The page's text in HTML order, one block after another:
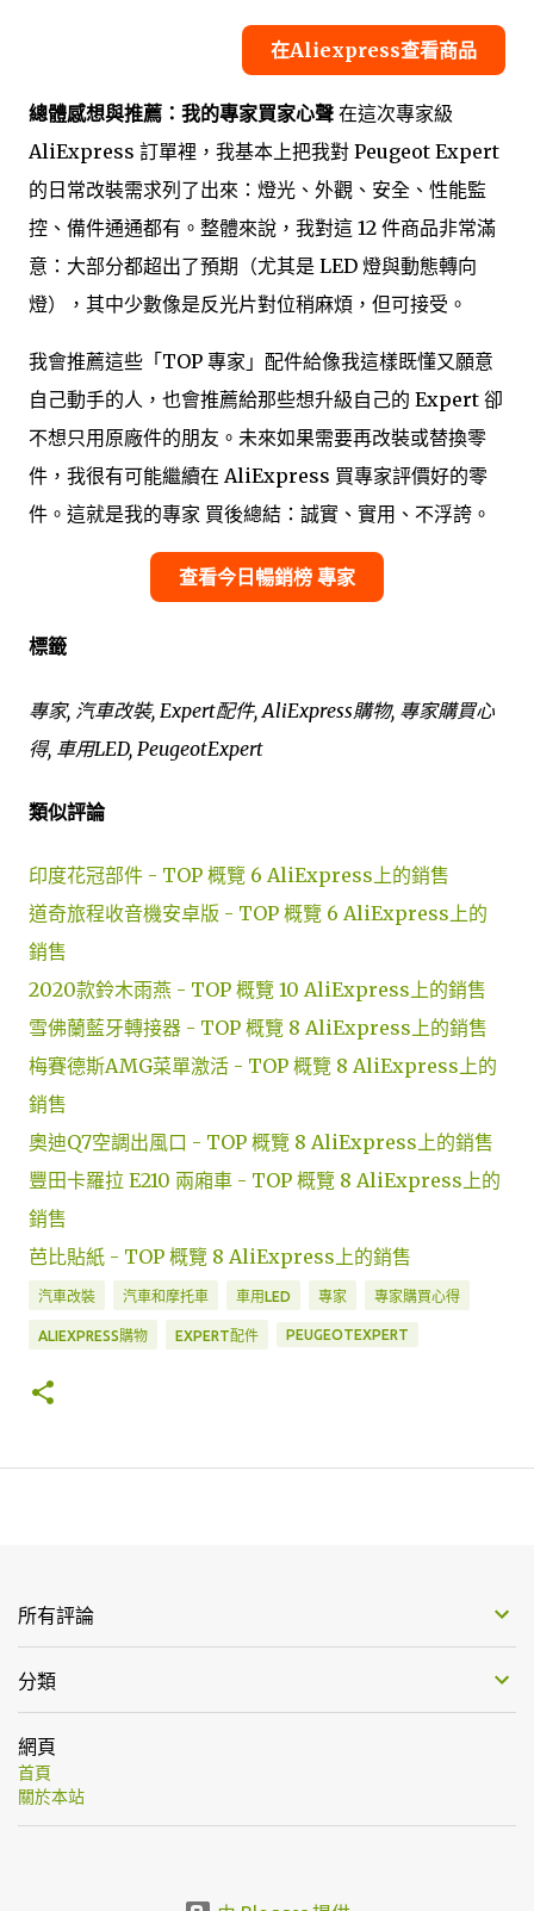
在Aliexpress查看商品
總體感想與推薦：我的專家買家心聲 在這次專家級
AliExpress 訂單裡，我基本上把我對 Peugeot Expert
的日常改裝需求列了出來：燈光、外觀、安全、性能監
控、備件通通都有。整體來說，我對這 12 件商品非常滿
意：大部分都超出了預期（尤其是 LED 燈與動態轉向
燈），其中少數像是反光片對位稍麻煩，但可接受。
我會推薦這些「TOP 專家」配件給像我這樣既懂又願意
自己動手的人，也會推薦給那些想升級自己的 Expert 卻
不想只用原廠件的朋友。未來如果需要再改裝或替換零
件，我很有可能繼續在 AliExpress 買專家評價好的零
件。這就是我的專家 買後總結：誠實、實用、不浮誇。
查看今日暢銷榜 專家
標籤
專家, 汽車改裝, Expert配件, AliExpress購物, 專家購買心
得, 車用LED, PeugeotExpert
類似評論
印度花冠部件 - TOP 概覽 6 AliExpress上的銷售
道奇旅程收音機安卓版 - TOP 概覽 6 AliExpress上的
銷售
2020款鈴木雨燕 - TOP 概覽 10 AliExpress上的銷售
雪佛蘭藍牙轉接器 - TOP 概覽 8 AliExpress上的銷售
梅賽德斯AMG菜單激活 - TOP 概覽 8 AliExpress上的
銷售
奧迪Q7空調出風口 - TOP 概覽 8 AliExpress上的銷售
豐田卡羅拉 E210 兩廂車 - TOP 概覽 8 AliExpress上的
銷售
芭比貼紙 - TOP 概覽 8 AliExpress上的銷售
汽車改裝 汽車和摩托車 車用LED 專家 專家購買心得
ALIEXPRESS購物 EXPERT配件 PEUGEOTEXPERT
所有評論
分類
網頁
首頁
關於本站